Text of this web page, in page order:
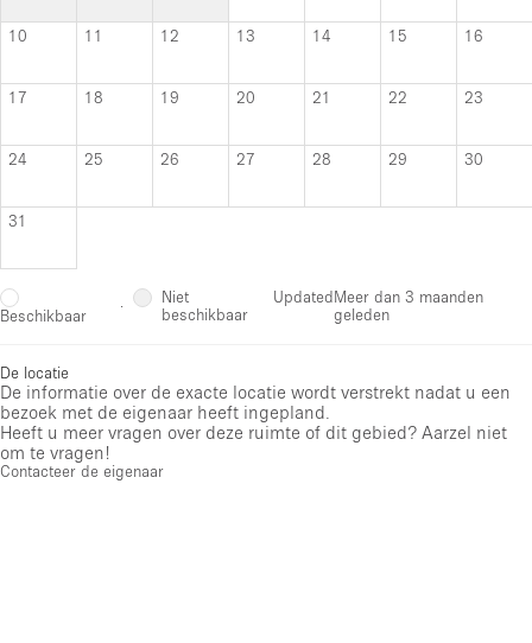
10 11 12 13 14 15 16
17 18 19 20 21 22 23
24 25 26 27 28 29 30
31
Beschikbaar ·
Niet
beschikbaar
UpdatedMeer dan 3 maanden
geleden
De locatie
De informatie over de exacte locatie wordt verstrekt nadat u een
bezoek met de eigenaar heeft ingepland.
Heeft u meer vragen over deze ruimte of dit gebied? Aarzel niet
om te vragen!
Contacteer de eigenaar